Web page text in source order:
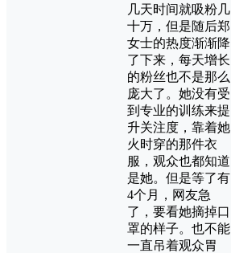
几天时间就吸粉几
十万，但是随后郑
女士的热度渐渐降
了下来，每天增长
的粉丝也不是那么
庞大了。她没有受
到专业的训练来提
升关注度，靠着她
火时穿的那件衣
服，观众也都知道
是她。但是等了有
4个月，网友急
了，要看她摘掉口
罩的样子。也不能
一直吊着观众胃